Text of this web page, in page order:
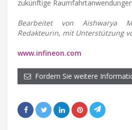
zukünftige
Bearbeitet von Aishwarya
Redakteurin, mit Unterstützung
www.infineon.com
Fordern Sie weitere